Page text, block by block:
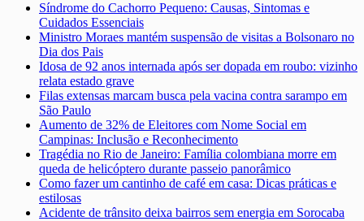
Síndrome do Cachorro Pequeno: Causas, Sintomas e
Cuidados Essenciais
Ministro Moraes mantém suspensão de visitas a Bolsonaro no
Dia dos Pais
Idosa de 92 anos internada após ser dopada em roubo: vizinho
relata estado grave
Filas extensas marcam busca pela vacina contra sarampo em
São Paulo
Aumento de 32% de Eleitores com Nome Social em
Campinas: Inclusão e Reconhecimento
Tragédia no Rio de Janeiro: Família colombiana morre em
queda de helicóptero durante passeio panorâmico
Como fazer um cantinho de café em casa: Dicas práticas e
estilosas
Acidente de trânsito deixa bairros sem energia em Sorocaba